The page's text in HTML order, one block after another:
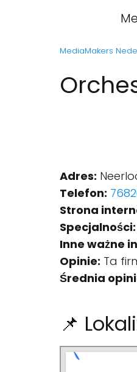
MediaMakers
Adres:
Telefon:
Strona
Specjalności:
Inne ważne
Opinie: Ta
Średnia
📌